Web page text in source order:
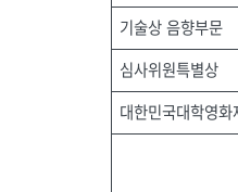
기술상 음향부문
심사위원특별상
대한민국대학영화